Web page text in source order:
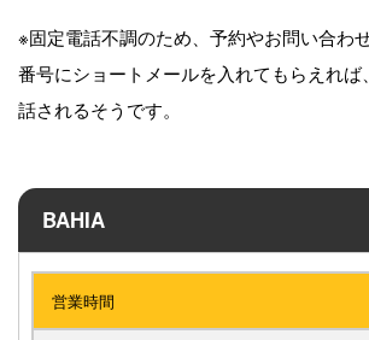
※固定電話不調のため、予約やお問い合わ
番号にショートメールを入れてもらえれ
話されるそうです。
BAHIA
営業時間